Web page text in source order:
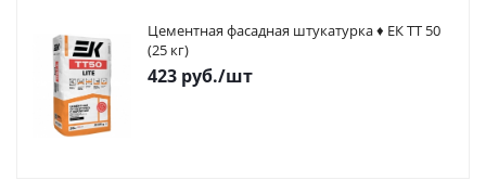
Цементная фасадная штукатурка ♦ ЕК ТТ 50
(25 кг)
423 руб./шт